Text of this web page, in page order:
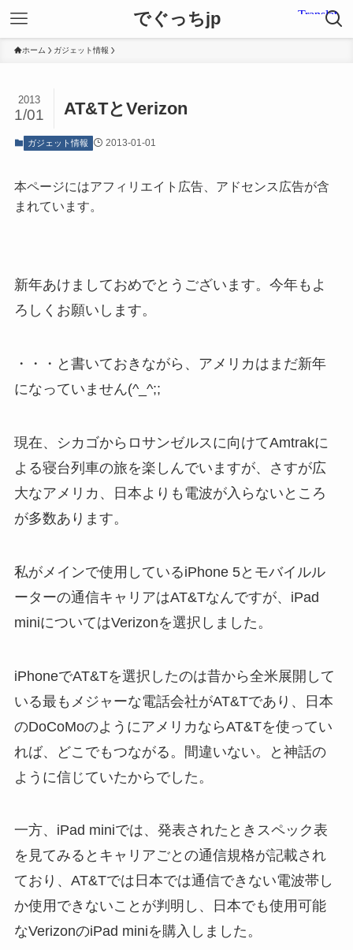
でぐっちjp
ホーム ガジェット情報
AT&TとVerizon
2013
1/01
ガジェット情報 2013-01-01
本ページにはアフィリエイト広告、アドセンス広告が含
まれています。
新年あけましておめでとうございます。今年もよ
ろしくお願いします。
・・・と書いておきながら、アメリカはまだ新年
になっていません(^_^;;
現在、シカゴからロサンゼルスに向けてAmtrakに
よる寝台列車の旅を楽しんでいますが、さすが広
大なアメリカ、日本よりも電波が入らないところ
が多数あります。
私がメインで使用しているiPhone 5とモバイルル
ーターの通信キャリアはAT&Tなんですが、iPad
miniについてはVerizonを選択しました。
iPhoneでAT&Tを選択したのは昔から全米展開して
いる最もメジャーな電話会社がAT&Tであり、日本
のDoCoMoのようにアメリカならAT&Tを使ってい
れば、どこでもつながる。間違いない。と神話の
ように信じていたからでした。
一方、iPad miniでは、発表されたときスペック表
を見てみるとキャリアごとの通信規格が記載され
ており、AT&Tでは日本では通信できない電波帯し
か使用できないことが判明し、日本でも使用可能
なVerizonのiPad miniを購入しました。